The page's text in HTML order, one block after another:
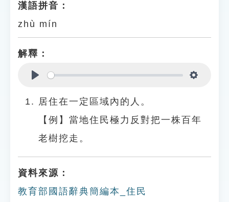
貓頭鷹博士
漢語拼音：
zhù mín
解釋：
居住在一定區域內的人。
【例】當地住民極力反對把一株百年
老樹挖走。
資料來源：
教育部國語辭典簡編本_住民